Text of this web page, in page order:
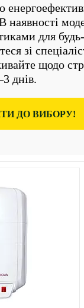
наявності
для
зі
щодо
днів.
ДО ВИБОРУ!